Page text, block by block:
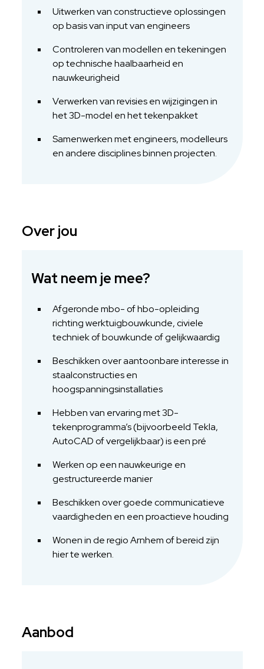
Uitwerken van constructieve oplossingen
op basis van input van engineers
Controleren van modellen en tekeningen
op technische haalbaarheid en
nauwkeurigheid
Verwerken van revisies en wijzigingen in
het 3D-model en het tekenpakket
Samenwerken met engineers, modelleurs
en andere disciplines binnen projecten.
Over jou
Wat neem je mee?
Afgeronde mbo- of hbo-opleiding
richting werktuigbouwkunde, civiele
techniek of bouwkunde of gelijkwaardig
Beschikken over aantoonbare interesse in
staalconstructies en
hoogspanningsinstallaties
Hebben van ervaring met 3D-
tekenprogramma’s (bijvoorbeeld Tekla,
AutoCAD of vergelijkbaar) is een pré
Werken op een nauwkeurige en
gestructureerde manier
Beschikken over goede communicatieve
vaardigheden en een proactieve houding
Wonen in de regio Arnhem of bereid zijn
hier te werken.
Aanbod